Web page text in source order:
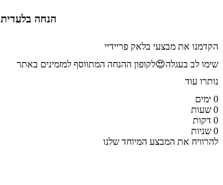
הנחה בלעדית
הקדמנו את מבצעי בלאק פריידיי
שימו לב בעגלה😍לקופון ההנחה המתווסף למזמינים באתר
נותרו עוד
0 ימים
0 שעות
0 דקות
0 שניות
להרוויח את המבצע המיוחד שלנו